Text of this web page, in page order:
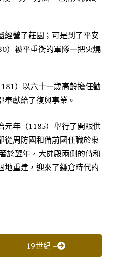
經營了莊園；可是到了平安
）被平重衡的軍隊一把火燒
）以六十一歲高齡擔任勸
獻給了復興事業。
元年（1185）舉行了開眼供
從周防國和備前國任職於東
於翌年，大佛殿兩側的侍和
地重建，迎來了鎌倉時代的
19世紀 –